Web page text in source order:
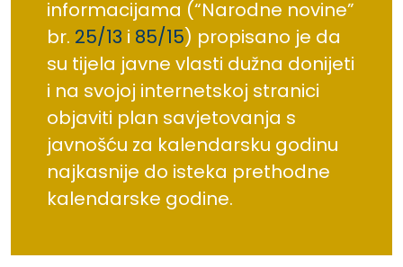
informacijama (“Narodne novine”
br. 25/13 i 85/15) propisano je da
su tijela javne vlasti dužna donijeti
i na svojoj internetskoj stranici
objaviti plan savjetovanja s
javnošću za kalendarsku godinu
najkasnije do isteka prethodne
kalendarske godine.